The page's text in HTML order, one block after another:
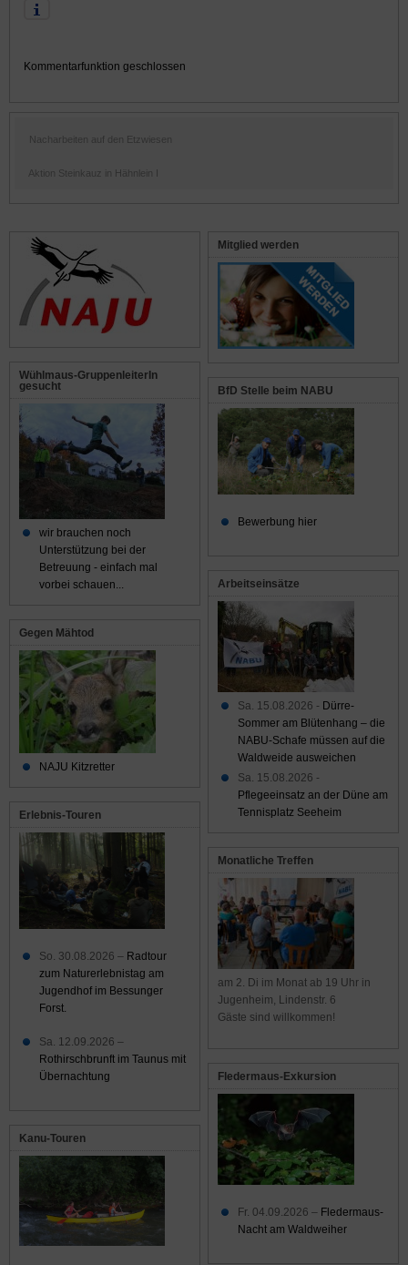
Kommentarfunktion geschlossen
Nacharbeiten auf den Etzwiesen
Aktion Steinkauz in Hähnlein I
Mitglied werden
BfD Stelle beim NABU
Bewerbung hier
Arbeitseinsätze
Sa. 15.08.2026 - Dürre-
Sommer am Blütenhang – die
NABU-Schafe müssen auf die
Waldweide ausweichen
Sa. 15.08.2026 -
Pflegeeinsatz an der Düne am
Tennisplatz Seeheim
Monatliche Treffen
am 2. Di im Monat ab 19 Uhr in
Jugenheim, Lindenstr. 6
Gäste sind willkommen!
Fledermaus-Exkursion
Fr. 04.09.2026 – Fledermaus-
Nacht am Waldweiher
Wühlmaus-GruppenleiterIn
gesucht
wir brauchen noch
Unterstützung bei der
Betreuung - einfach mal
vorbei schauen...
Gegen Mähtod
NAJU Kitzretter
Erlebnis-Touren
So. 30.08.2026 – Radtour
zum Naturerlebnistag am
Jugendhof im Bessunger
Forst.
Sa. 12.09.2026 –
Rothirschbrunft im Taunus mit
Übernachtung
Kanu-Touren